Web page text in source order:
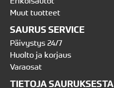
Muut tuotteet
SAURUS SERVICE
Päivystys 24/7
Huolto ja korjaus
Varaosat
TIETOJA SAURUKSESTA